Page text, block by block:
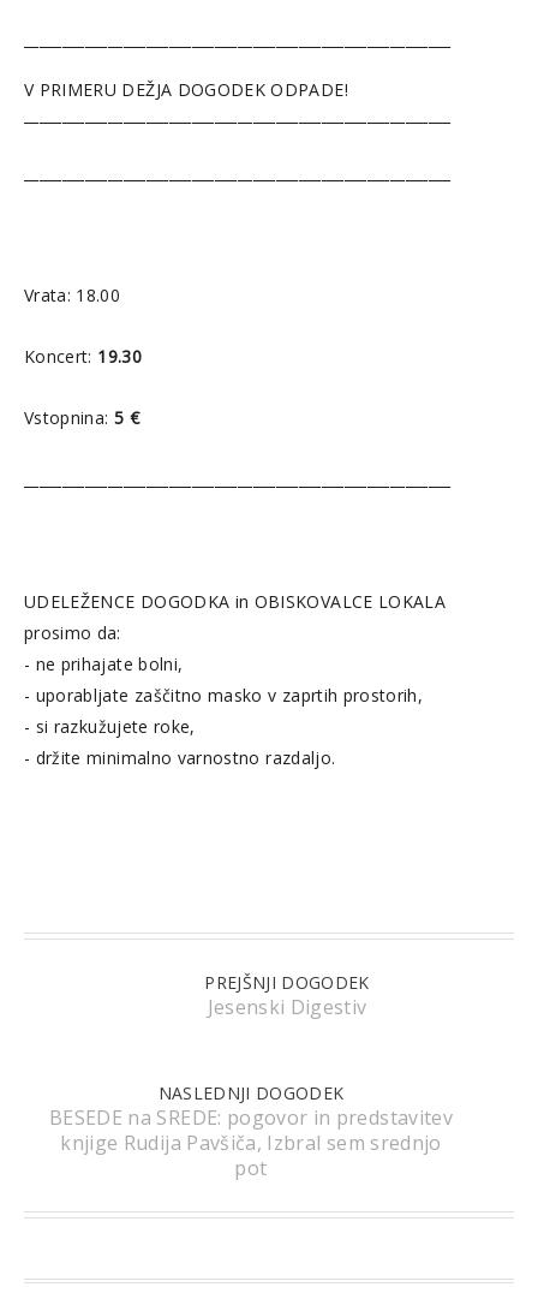
V PRIMERU DEŽJA DOGODEK ODPADE!
Vrata: 18.00
Koncert: 19.30
Vstopnina: 5 €
UDELEŽENCE DOGODKA in OBISKOVALCE LOKALA
prosimo da:
- ne prihajate bolni,
- uporabljate zaščitno masko v zaprtih prostorih,
- si razkužujete roke,
- držite minimalno varnostno razdaljo.
PREJŠNJI DOGODEK
Jesenski Digestiv
NASLEDNJI DOGODEK
BESEDE na SREDE: pogovor in predstavitev
knjige Rudija Pavšiča, Izbral sem srednjo
pot